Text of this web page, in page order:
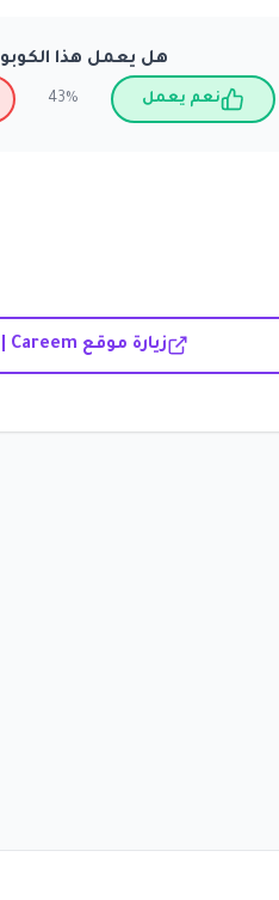
هل يعمل هذا
نعم يعمل 43%
زيارة موقع Careem | كريم